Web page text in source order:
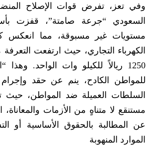
وفي تعز، تفرض قوات الإصلاح
السعودي “جرعة صامتة”، قفزت
مستويات غير مسبوقة، مما انعكس
1250 ريالاً للكيلو وات الواحد. وهذا
للمواطن الكادح، ينم عن حقد
السلطات العميلة ضد المواطن، حيث
مستنقع لا متناهٍ من الأزمات والمعاناة،
عن المطالبة بالحقوق الأساسية أو
الموارد المنهوبة